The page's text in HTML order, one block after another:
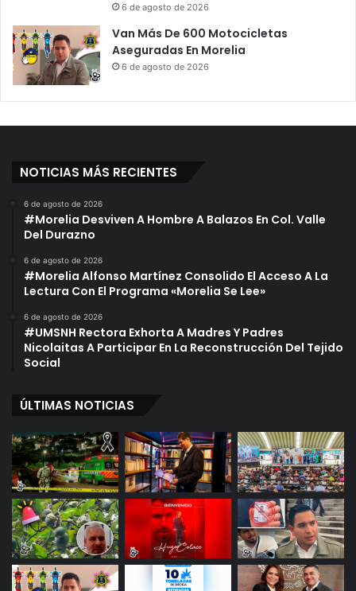
6 de agosto de 2026
Van Más De 600 Motocicletas
Aseguradas En Morelia
6 de agosto de 2026
NOTICIAS MÁS RECIENTES
6 de agosto de 2026
#Morelia Desviven A Hombre A Balazos En Col. Valle
Del Durazno
6 de agosto de 2026
#Morelia Alfonso Martínez Consolido El Acceso A La
Lectura Con El Programa «Morelia Se Lee»
6 de agosto de 2026
#UMSNH Rectora Exhorta A Madres Y Padres
Nicolaitas A Participar En La Reconstrucción Del Tejido
Social
ÚLTIMAS NOTICIAS